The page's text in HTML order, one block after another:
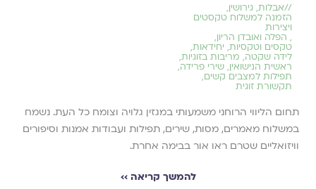
//אבלות, גירושין,
הזמנה למשלוח טקסטים
ויצירות
, הפלה ואובדן הריון,
טקסים וטקסיות, יחידאות,
לידה שקטה, מריבות בזוגיות,
ראשית הנישואין, שירי פרידה,
תפילות למצבים קשים,
תקשורת זוגית
תחום הליווי הרוחני משמעותי במגזין גלויה וצומח כל העת. נשמח
במשלוח מאמרים, מסות, שירים, תפילות ועבודות אמנות וסיפורים
וויזואליים שטרם ראו אור בבימה אחרת.
להמשך קריאה ››